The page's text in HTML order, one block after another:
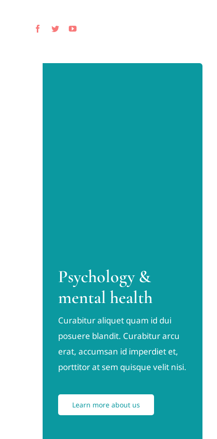
Psychology &
mental health
Curabitur aliquet quam id dui
posuere blandit. Curabitur arcu
erat, accumsan id imperdiet et,
porttitor at sem quisque velit nisi.
Learn more about us